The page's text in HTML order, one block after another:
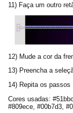
11) Faça um outro
12) Mude a cor da
13) Preencha a
14) Repita os
Cores usadas:
#809ece, #00b7d3,